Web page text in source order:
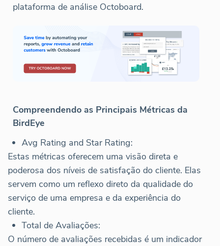
plataforma de análise Octoboard.
Compreendendo as Principais Métricas da
BirdEye
Avg Rating and Star Rating:
Estas métricas oferecem uma visão direta e
poderosa dos níveis de satisfação do cliente. Elas
servem como um reflexo direto da qualidade do
serviço de uma empresa e da experiência do
cliente.
Total de Avaliações:
O número de avaliações recebidas é um indicador